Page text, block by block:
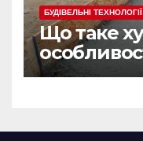
БУДІВЕЛЬНІ ТЕХНОЛОГІЇ
Що таке
сфера